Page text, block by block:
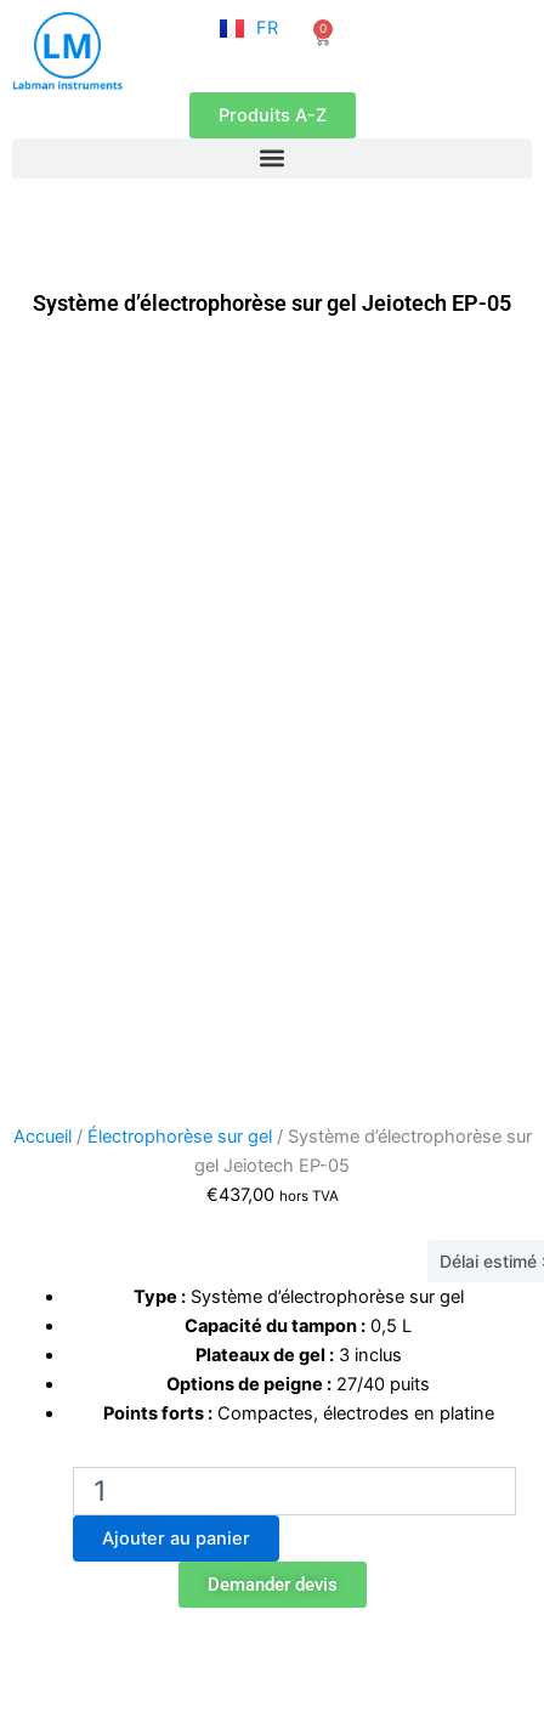
contenu
FR
EN
0
Panier
Produits A-Z
Système d’électrophorèse sur gel Jeiotech EP-05
Accueil/ Électrophorèse sur gel/ Système d’électrophorèse sur
gel Jeiotech EP-05
€437,00 hors TVA
Délai
Type :Système d’électrophorèse sur gel
Capacité du tampon : 0,5 L
Plateaux de gel :3 inclus
Options de peigne : 27/40 puits
Points forts :Compactes, électrodes en platine
quantité
Système
d'électrophorèse
Ajouter au panier
Demander devis